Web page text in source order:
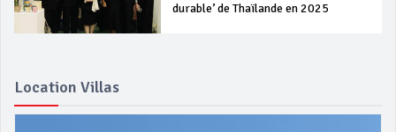
durable’ de Thaïlande en 2025
Location Villas